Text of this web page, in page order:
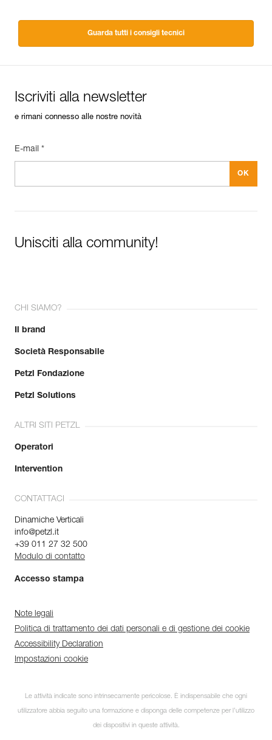
Guarda tutti i consigli tecnici
Iscriviti alla newsletter
e rimani connesso alle nostre novità
E-mail *
Unisciti alla community!
CHI SIAMO?
Il brand
Società Responsabile
Petzl Fondazione
Petzl Solutions
ALTRI SITI PETZL
Operatori
Intervention
CONTATTACI
Dinamiche Verticali
info@petzl.it
+39 011 27 32 500
Modulo di contatto
Accesso stampa
Note legali
Politica di trattamento dei dati personali e di gestione dei cookie
Accessibility Declaration
Impostazioni cookie
Le attività indicate sono intrinsecamente pericolose. È indispensabile che ogni
utilizzatore abbia seguito una formazione e disponga delle competenze per l’utilizzo
dei dispositivi in queste attività.